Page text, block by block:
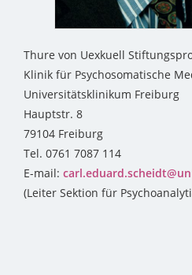
Thure von Uexkuell
Klinik für Psychosomatische
Universitätsklinikum Freiburg
Hauptstr. 8
79104 Freiburg
Tel. 0761 7087 114
E-mail:
(Leiter Sektion für